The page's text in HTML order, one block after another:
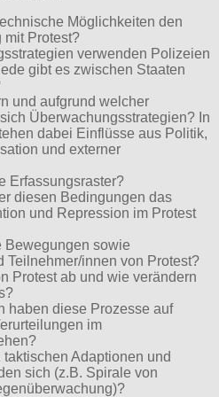
Möglichkeiten den
mit Protest?
verwenden Polizeien
gibt es zwischen Staaten
und aufgrund welcher
Überwachungsstrategien? In
dabei Einflüsse aus Politik,
und externer
Erfassungsraster?
diesen Bedingungen das
und Repression im Protest
Bewegungen sowie
Teilnehmer/innen von Protest?
Protest ab und wie verändern
haben diese Prozesse auf
im
Adaptionen und
sich (z.B. Spirale von